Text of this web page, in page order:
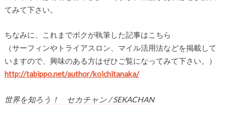
てみて下さい。
ちなみに、これまでボクが執筆した記事はこちら
（サーフィンやトライアスロン、マイル活用法などを掲載して
いますので、興味のある方はぜひご覧になってみて下さい。）
http://tabippo.net/author/koichitanaka/
世界を知ろう！ セカチャン / SEKACHAN